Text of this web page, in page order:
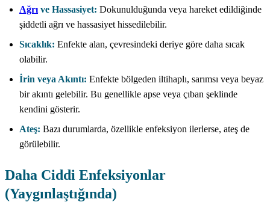
Ağrı ve Hassasiyet: Dokunulduğunda veya hareket edildiğinde
şiddetli ağrı ve hassasiyet hissedilebilir.
Sıcaklık: Enfekte alan, çevresindeki deriye göre daha sıcak
olabilir.
İrin veya Akıntı: Enfekte bölgeden iltihaplı, sarımsı veya beyaz
bir akıntı gelebilir. Bu genellikle apse veya çıban şeklinde
kendini gösterir.
Ateş: Bazı durumlarda, özellikle enfeksiyon ilerlerse, ateş de
görülebilir.
Daha Ciddi Enfeksiyonlar
(Yaygınlaştığında)